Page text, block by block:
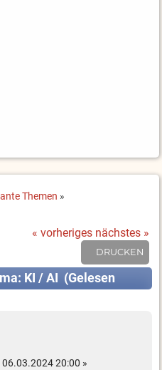
Themen »
« vorheriges nächstes »
DRUCKEN
KI / AI (Gelesen
06.03.2024 20:00 »